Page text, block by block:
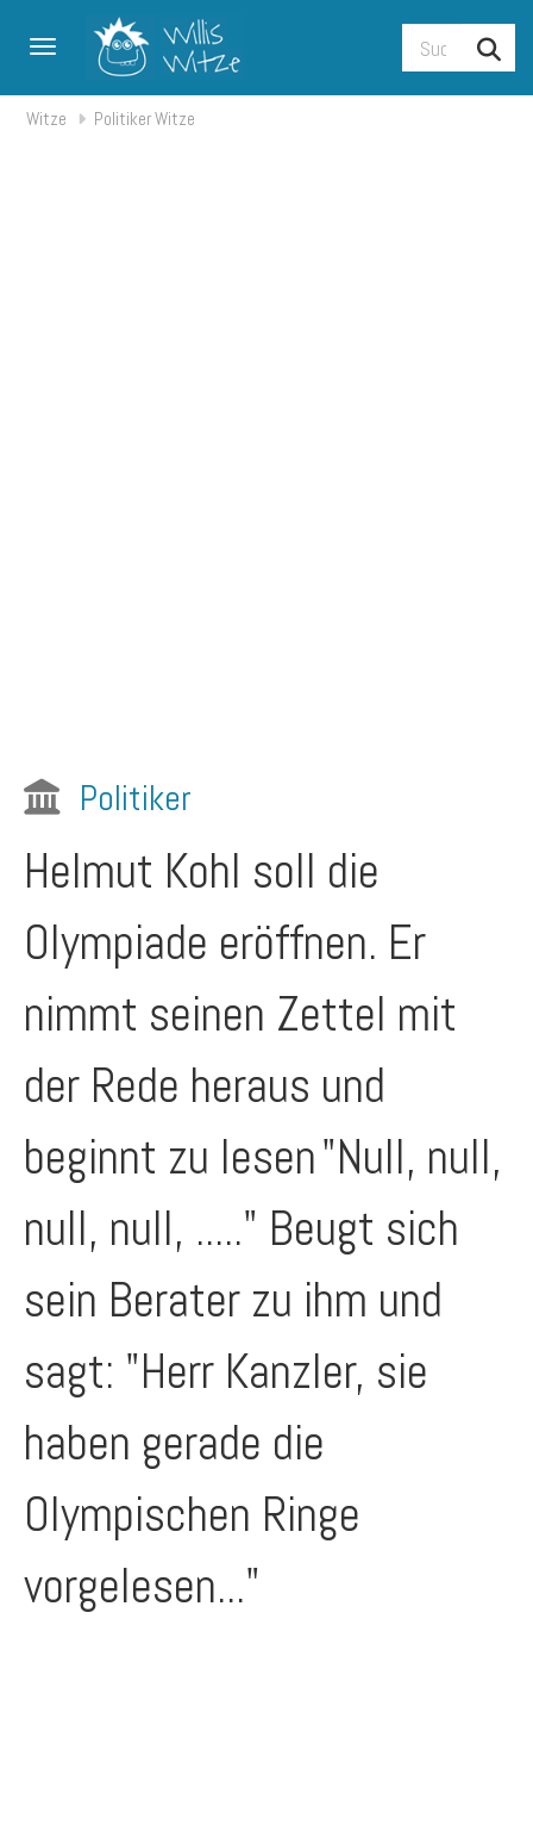
Toggle navigation
Witze Politiker Witze
Politiker
Helmut Kohl soll die
Olympiade eröffnen. Er
nimmt seinen Zettel mit
der Rede heraus und
beginnt zu lesen"Null, null,
null, null, ....." Beugt sich
sein Berater zu ihm und
sagt: "Herr Kanzler, sie
haben gerade die
Olympischen Ringe
vorgelesen..."